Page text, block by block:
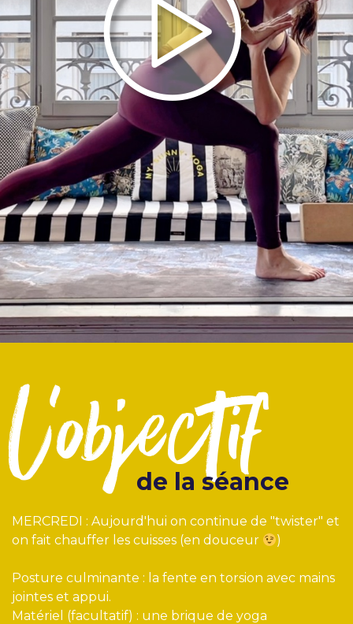
l'objectif
de la séance
MERCREDI : Aujourd'hui on continue de "twister" et
on fait chauffer les cuisses (en douceur
)
Posture culminante : la fente en torsion avec mains
jointes et appui.
Matériel (facultatif) : une brique de yoga